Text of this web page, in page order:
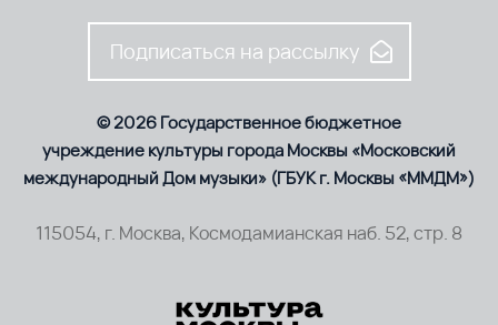
Подписаться на рассылку
© 2026 Государственное бюджетное
учреждение культуры города Москвы «Московский
международный Дом музыки» (ГБУК г. Москвы «ММДМ»)
115054, г. Москва, Космодамианская наб. 52, стр. 8